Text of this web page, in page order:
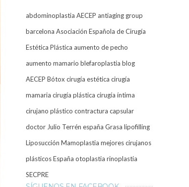
abdominoplastia AECEP antiaging group
barcelona Asociación Española de Cirugía
Estética Plástica aumento de pecho
aumento mamario blefaroplastia blog
AECEP Bótox cirugía estética cirugía
mamaria cirugía plástica cirugía íntima
cirujano plástico contractura capsular
doctor Julio Terrén españa Grasa lipofilling
Liposucción Mamoplastia mejores cirujanos
plásticos España otoplastia rinoplastia
SECPRE